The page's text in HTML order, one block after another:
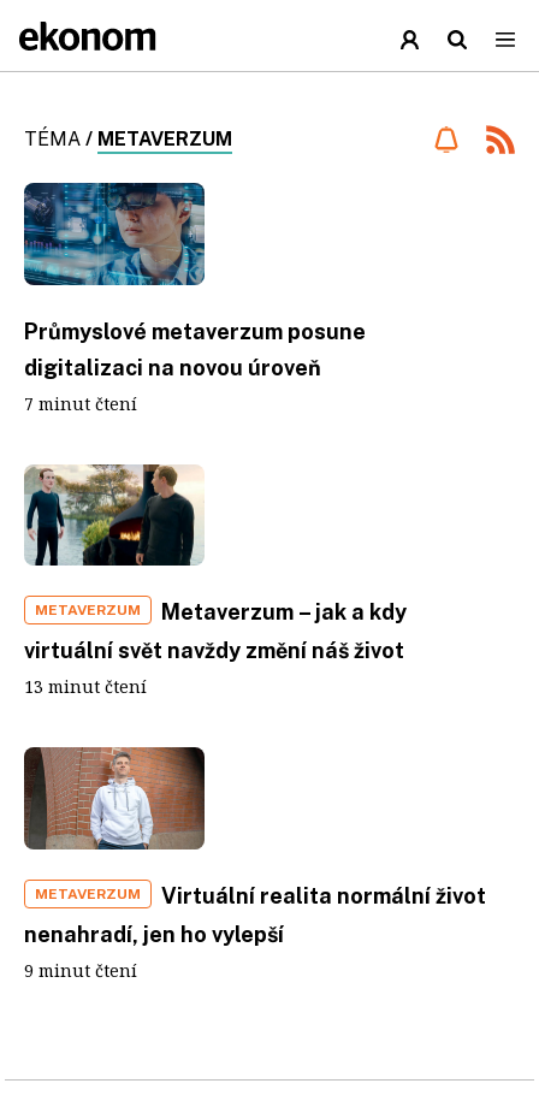
TÉMA / METAVERZUM
Průmyslové metaverzum posune
digitalizaci na novou úroveň
7 minut čtení
METAVERZUM
Metaverzum – jak a kdy
virtuální svět navždy změní náš život
13 minut čtení
METAVERZUM
Virtuální realita normální život
nenahradí, jen ho vylepší
9 minut čtení